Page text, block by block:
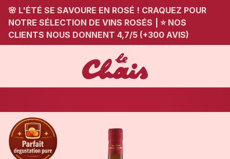
🌸 L'ÉTÉ SE SAVOURE EN ROSÉ ! CRAQUEZ POUR
NOTRE SÉLECTION DE VINS ROSÉS
⭐ NOS
CLIENTS NOUS DONNENT 4,7/5 (+300 AVIS)